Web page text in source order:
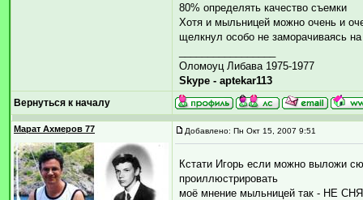
80% определять качество съемки
Хотя и мыльницей можно очень и
щелкнул особо не заморачиваясь на
Оломоуц Либава 1975-1977
Skype - aptekar113
Вернуться к началу
Марат Ахмеров 77 Добавлено: Пн Окт 15, 2007 9:51
Кстати Игорь если можно выложи
проиллюстрировать
моё мнение мыльницей так - НЕ